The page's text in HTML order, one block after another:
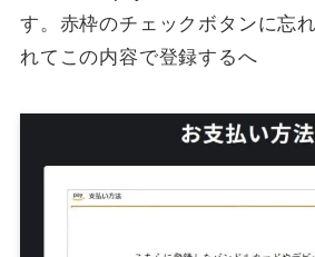
す。赤枠のチェックボタンに忘
れてこの内容で登録するへ